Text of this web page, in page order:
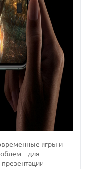
игры и
– для